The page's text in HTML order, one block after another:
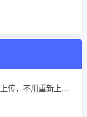
写信时您能否直接将以往的附件进行上传，不用重新上传？